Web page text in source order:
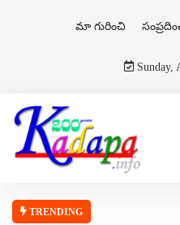
మా గురించి
Sunday,
TRENDING